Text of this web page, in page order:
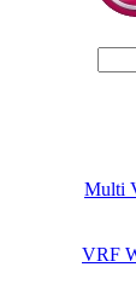
VRF